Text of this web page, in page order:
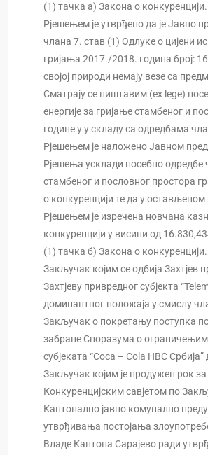
(1) тачка а) Закона о конкуренцији.
Рјешењем је утврђено да је Јавно
члана 7. став (1) Одлуке о цијени
гријања 2017./2018. година број:
својој природи немају везе са
Сматрају се ништавим (ex lege)
енергије за гријање стамбеног и
године у у складу са одредбама
Рјешењем је наложено Јавном
Рјешења усклади посебно одредбе
стамбеног и пословног простора
о конкуренцији те да у
Рјешењем је изречена новчана
конкуренцији у висини од
(1) тачка б) Закона о конкуренцији.
Закључак којим се одбија Захтјев
Захтјеву привредног субјекта
доминантног положаја у смислу
Закључак о покретању поступка по
забране Споразума о
субјеката “Coca – Cola HBC
Закључак којим је продужен рок
Конкуренцијским савјетом по
Кантонално јавно комунално
утврђивања постојања
Владе Кантона Сарајево ради